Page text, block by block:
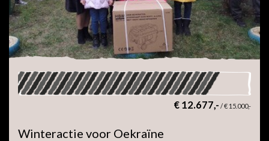
€ 12.677,- /€ 15.000,-
Winteractie voor Oekraïne